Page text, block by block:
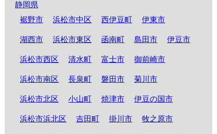
静岡県
裾野市
浜松市中区 西伊豆町 伊東市
湖西市 浜松市東区 函南町 島田市 伊豆市
浜松市西区 清水町 富士市 御前崎市
浜松市南区 長泉町 磐田市 菊川市
浜松市北区 小山町 焼津市 伊豆の国市
浜松市浜北区 吉田町 掛川市 牧之原市